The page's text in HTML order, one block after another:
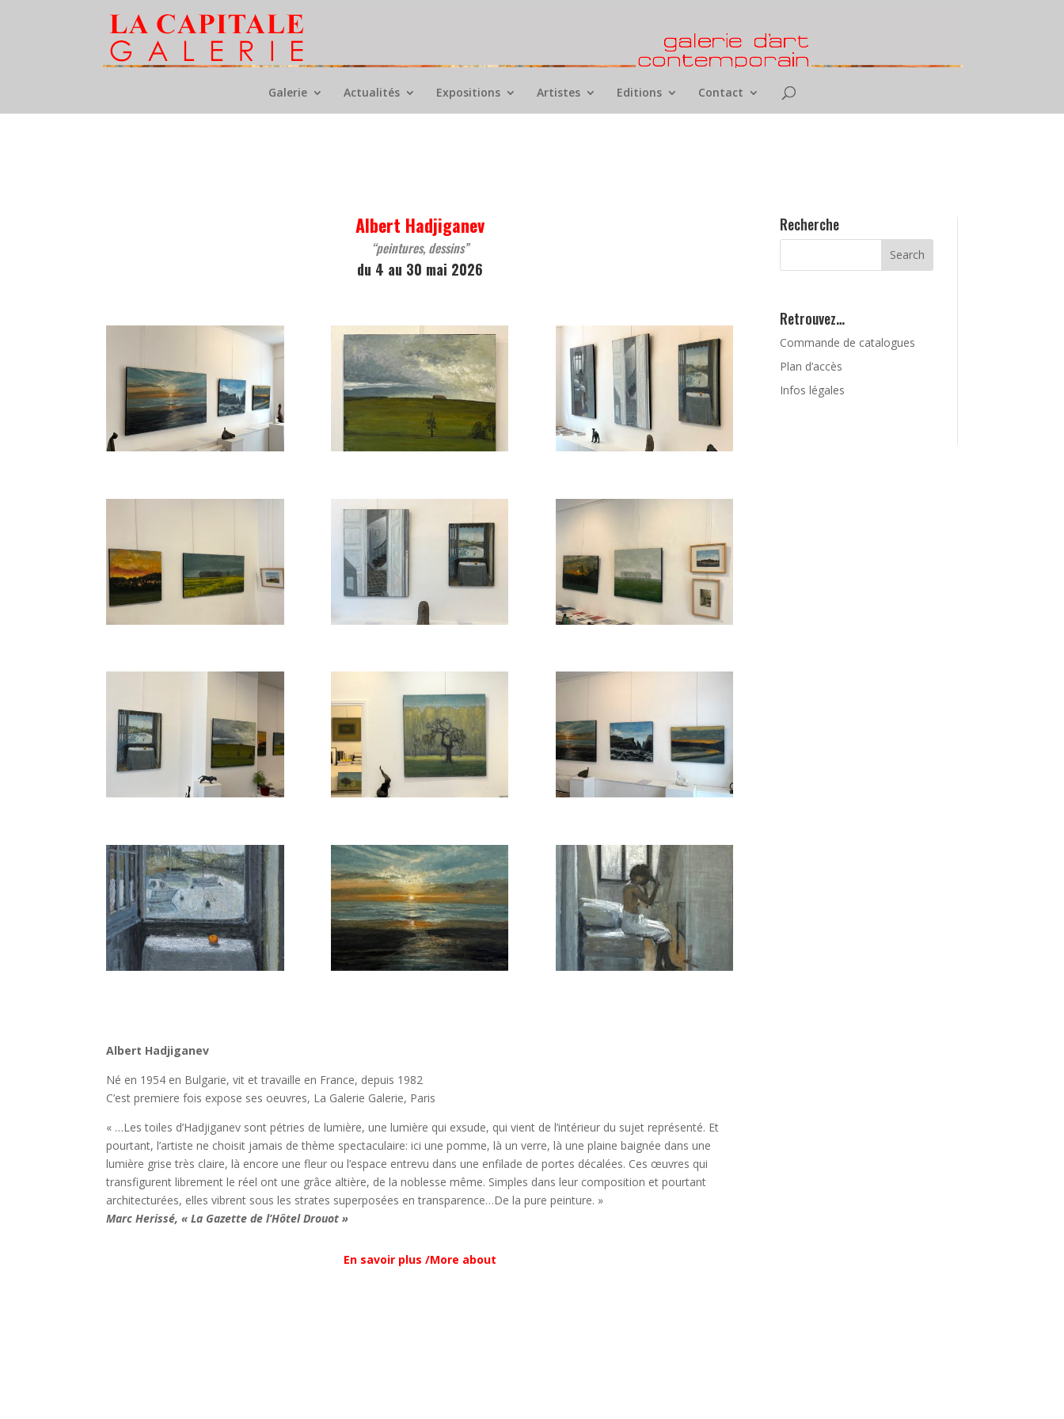
Galerie Actualités Expositions Artistes Editions Contact
Albert Hadjiganev
“peintures, dessins”
du 4 au 30 mai 2026
Albert Hadjiganev
Né en 1954 en Bulgarie, vit et travaille en France, depuis 1982
C’est premiere fois expose ses oeuvres, La Galerie Galerie, Paris
« …Les toiles d’Hadjiganev sont pétries de lumière, une lumière qui exsude, qui vient de l’intérieur du sujet représenté. Et
pourtant, l’artiste ne choisit jamais de thème spectaculaire: ici une pomme, là un verre, là une plaine baignée dans une
lumière grise très claire, là encore une fleur ou l’espace entrevu dans une enfilade de portes décalées. Ces œuvres qui
transfigurent librement le réel ont une grâce altière, de la noblesse même. Simples dans leur composition et pourtant
architecturées, elles vibrent sous les strates superposées en transparence…De la pure peinture. »
Marc Herissé, « La Gazette de l’Hôtel Drouot »
En savoir plus /More about
Recherche
Retrouvez…
Commande de catalogues
Plan d’accès
Infos légales